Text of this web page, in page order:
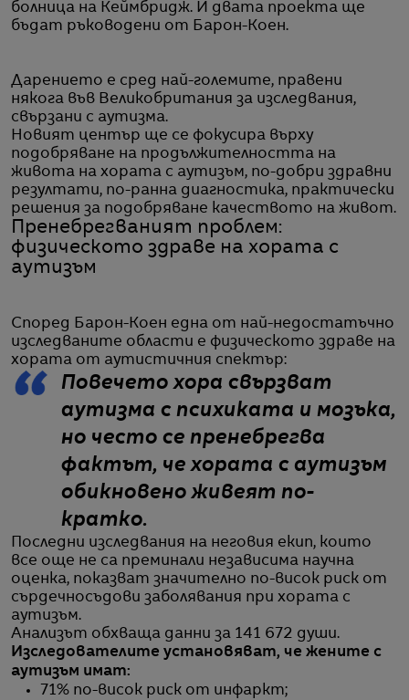
болница на Кеймбридж. И двата проекта ще
бъдат ръководени от Барон-Коен.
Дарението е сред най-големите, правени
някога във Великобритания за изследвания,
свързани с аутизма.
Новият център ще се фокусира върху
подобряване на продължителността на
живота на хората с аутизъм, по-добри здравни
резултати, по-ранна диагностика, практически
решения за подобряване качеството на живот.
Пренебрегваният проблем:
физическото здраве на хората с
аутизъм
Според Барон-Коен една от най-недостатъчно
изследваните области е физическото здраве на
хората от аутистичния спектър:
Повечето хора свързват
аутизма с психиката и мозъка,
но често се пренебрегва
фактът, че хората с аутизъм
обикновено живеят по-
кратко.
Последни изследвания на неговия екип, които
все още не са преминали независима научна
оценка, показват значително по-висок риск от
сърдечносъдови заболявания при хората с
аутизъм.
Анализът обхваща данни за 141 672 души.
Изследователите установяват, че жените с
аутизъм имат:
71% по-висок риск от инфаркт;